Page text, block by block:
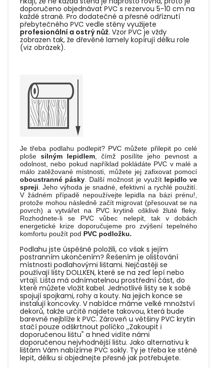
doporučeno objednávat PVC s rezervou 5-10 cm na
každé straně. Pro dodatečné a přesné odříznutí
přebytečného PVC vedle stěny využijete
profesionální a ostrý nůž. Vzor PVC je vždy
zobrazen tak, že dřevěné lamely kopírují délku role
(viz obrázek).
Je třeba podlahu podlepit? PVC můžete přilepit po celé
plošesilným lepidlem, čímž posílíte jeho pevnost a
odolnost, nebo pokud například pokládáte PVC v malé a
málo zatěžované místnosti, můžete jej zafixovat pomocí
oboustranné pásky. Další možnost je využít lepidlo ve
spreji. Jeho výhoda je snadné, efektivní a rychlé použití.
V žádném případě nepoužívejte lepidla na bázi prénu!,
protože mohou následně začít migrovat (přesouvat se na
povrch) a vytvářet na PVC krytině ošklivé žluté fleky.
Rozhodnete-li se PVC vůbec nelepit, tak v dobách
energetické krize doporučujeme pro zvýšení tepelného
komfortu použít pod PVC podložku.
Podlahu jste úspěšně položili, co však s jejím
postranním ukončením? Řešením je olištování
místnosti podlahovými lištami. Nejčastěji se
používají lišty DOLLKEN, které se na zeď lepí nebo
vrtají. Lišta má odnímatelnou prostřední část, do
které můžete vložit kabel. Jednotlivé lišty se k sobě
spojují spojkami, rohy a kouty. Na jejich konce se
instalují koncovky. V nabídce máme velké množství
dekorů, takže určitě najdete takovou, která bude
barevně nejblíže k PVC. Zároveň u většiny PVC krytin
stačí pouze odškrtnout políčko ,,Zakoupit i
doporučenou lištu" a hned vidíte námi
doporučenou nejvhodnější lištu. Jako alternativu k
lištám Vám nabízíme PVC sokly. Ty je třeba ke stěně
lepit, délku si objednejte přesně jak potřebujete.